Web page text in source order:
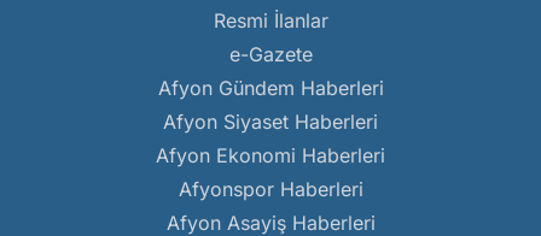
Resmi İlanlar
e-Gazete
Afyon Gündem Haberleri
Afyon Siyaset Haberleri
Afyon Ekonomi Haberleri
Afyonspor Haberleri
Afyon Asayiş Haberleri